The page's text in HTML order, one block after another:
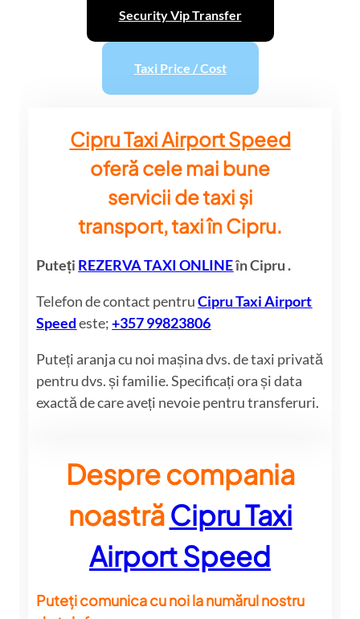
Security Vip Transfer
Taxi Price / Cost
Cipru Taxi Airport Speed
oferă cele mai bune
servicii de taxi și
transport, taxi în Cipru.
Puteți REZERVA TAXI ONLINEîn Cipru .
Telefon de contact pentruCipru Taxi Airport
Speedeste;+357 99823806
Puteți aranja cu noi mașina dvs. de taxi privată
pentru dvs. și familie. Specificați ora și data
exactă de care aveți nevoie pentru transferuri.
Despre compania
noastrăCipru Taxi
Airport Speed
Puteți comunica cu noi la numărul nostru